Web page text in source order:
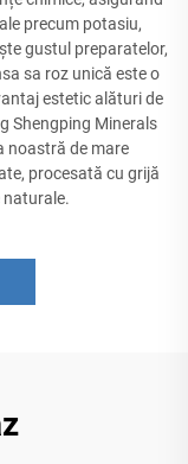
precum potasiu,
gustul preparatelor,
sa roz unică este o
estetic alături de
Shengping Minerals
noastră de mare
procesată cu grijă